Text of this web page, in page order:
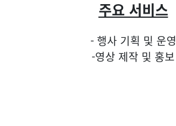
주요 서비스
- 행사 기획 및 운영
-영상 제작 및 홍보